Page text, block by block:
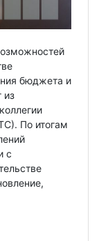
бюджета и
из
По итогам
с